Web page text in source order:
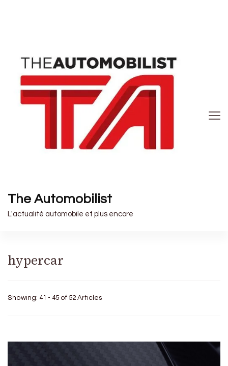
The Automobilist
L'actualité automobile et plus encore
hypercar
Showing: 41 - 45 of 52 Articles